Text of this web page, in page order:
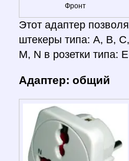
Фронт
Этот адаптер
штекеры типа: A, B,
M, N в розетки типа:
Адаптер: общий